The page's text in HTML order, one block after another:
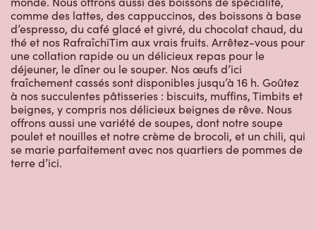
comme des lattes, des cappuccinos, des boissons à base
d’espresso, du café glacé et givré, du chocolat chaud, du
thé et nos RafraîchiTim aux vrais fruits. Arrêtez-vous pour
une collation rapide ou un délicieux repas pour le
déjeuner, le dîner ou le souper. Nos œufs d’ici
fraîchement cassés sont disponibles jusqu’à 16 h. Goûtez
à nos succulentes pâtisseries : biscuits, muffins, Timbits et
beignes, y compris nos délicieux beignes de rêve. Nous
offrons aussi une variété de soupes, dont notre soupe
poulet et nouilles et notre crème de brocoli, et un chili, qui
se marie parfaitement avec nos quartiers de pommes de
terre d’ici.